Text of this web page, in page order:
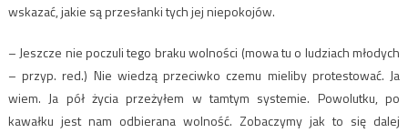
wskazać, jakie są przesłanki tych jej niepokojów.
– Jeszcze nie poczuli tego braku wolności (mowa tu o ludziach młodych
– przyp. red.) Nie wiedzą przeciwko czemu mieliby protestować. Ja
wiem. Ja pół życia przeżyłem w tamtym systemie. Powolutku, po
kawałku jest nam odbierana wolność. Zobaczymy jak to się dalej